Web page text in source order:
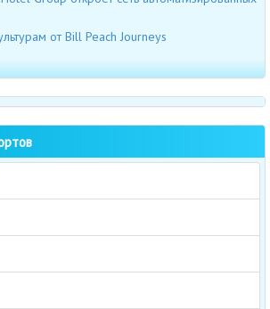
от Bill Peach Journeys